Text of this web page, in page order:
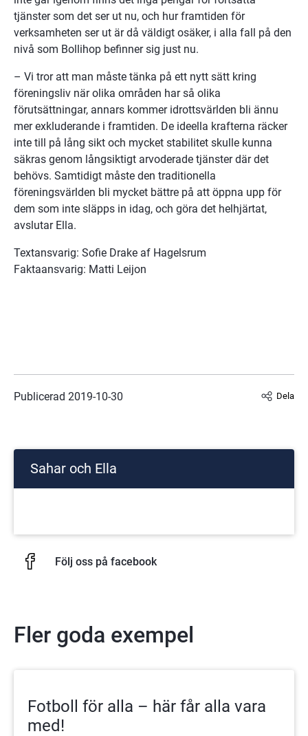
tjänster som det ser ut nu, och hur framtiden för
verksamheten ser ut är då väldigt osäker, i alla fall på den
nivå som Bollihop befinner sig just nu.
– Vi tror att man måste tänka på ett nytt sätt kring
föreningsliv när olika områden har så olika
förutsättningar, annars kommer idrottsvärlden bli ännu
mer exkluderande i framtiden. De ideella krafterna räcker
inte till på lång sikt och mycket stabilitet skulle kunna
säkras genom långsiktigt arvoderade tjänster där det
behövs. Samtidigt måste den traditionella
föreningsvärlden bli mycket bättre på att öppna upp för
dem som inte släpps in idag, och göra det helhjärtat,
avslutar Ella.
Textansvarig: Sofie Drake af Hagelsrum
Faktaansvarig: Matti Leijon
Publicerad 2019-10-30 Dela
Sahar och Ella
Följ oss på facebook
Fler goda exempel
Fotboll för alla – här får alla vara
med!